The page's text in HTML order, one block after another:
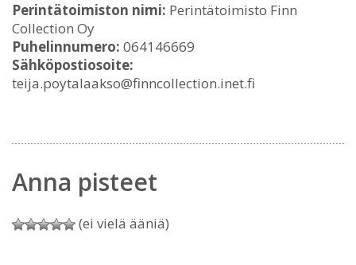
Perintätoimiston nimi: Perintätoimisto Finn
Collection Oy
Puhelinnumero: 064146669
Sähköpostiosoite:
teija.poytalaakso@finncollection.inet.fi
Anna pisteet
(ei vielä ääniä)